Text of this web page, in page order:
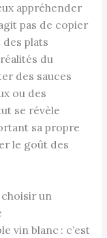
appréhender
pas de copier
plats
du
des sauces
ou des
se révèle
sa propre
le goût des
un
vin blanc : c’est